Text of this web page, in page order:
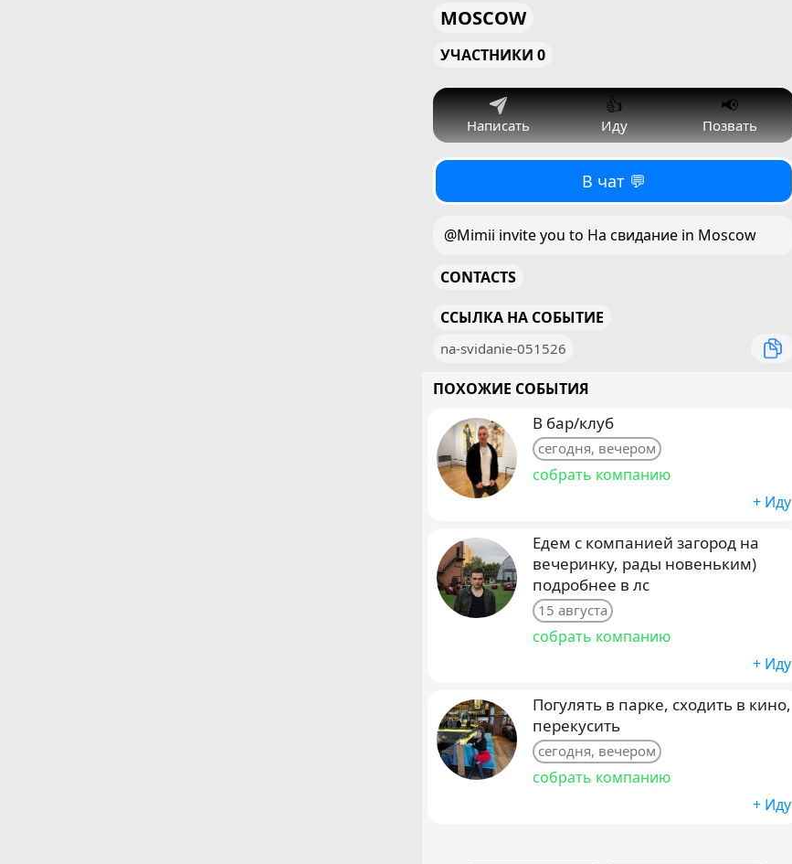
MOSCOW
УЧАСТНИКИ 0
Написать
👍
Иду
📢
Позвать
В чат 💬
@Mimii invite you to На свидание in Moscow
CONTACTS
ССЫЛКА НА СОБЫТИЕ
na-svidanie-051526
ПОХОЖИЕ СОБЫТИЯ
В бар/клуб
сегодня, вечером
собрать компанию
+ Иду
Едем с компанией загород на
вечеринку, рады новеньким)
подробнее в лс
15 августа
собрать компанию
+ Иду
Погулять в парке, сходить в кино,
перекусить
сегодня, вечером
собрать компанию
+ Иду